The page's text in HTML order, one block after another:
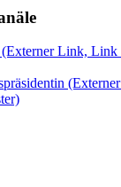
(Externer Link, Link